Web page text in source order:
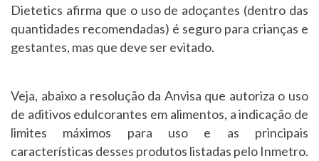
Dietetics afirma que o uso de adoçantes (dentro das
quantidades recomendadas) é seguro para crianças e
gestantes, mas que deve ser evitado.
Veja, abaixo a resolução da Anvisa que autoriza o uso
de aditivos edulcorantes em alimentos, a indicação de
limites máximos para uso e as principais
características desses produtos listadas pelo Inmetro.